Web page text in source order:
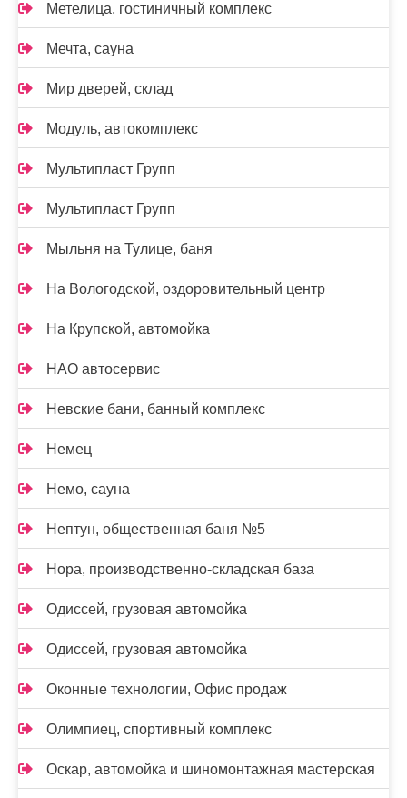
Метелица, гостиничный комплекс
Мечта, сауна
Мир дверей, склад
Модуль, автокомплекс
Мультипласт Групп
Мультипласт Групп
Мыльня на Тулице, баня
На Вологодской, оздоровительный центр
На Крупской, автомойка
НАО автосервис
Невские бани, банный комплекс
Немец
Немо, сауна
Нептун, общественная баня №5
Нора, производственно-складская база
Одиссей, грузовая автомойка
Одиссей, грузовая автомойка
Оконные технологии, Офис продаж
Олимпиец, спортивный комплекс
Оскар, автомойка и шиномонтажная мастерская